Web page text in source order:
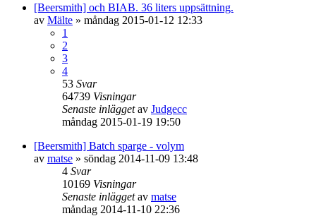
[Beersmith] och BIAB. 36 liters uppsättning.
av Mälte » måndag 2015-01-12 12:33
1
2
3
4
53 Svar
64739 Visningar
Senaste inläggetav Judgecc
måndag 2015-01-19 19:50
[Beersmith] Batch sparge - volym
av matse » söndag 2014-11-09 13:48
4 Svar
10169 Visningar
Senaste inläggetav matse
måndag 2014-11-10 22:36